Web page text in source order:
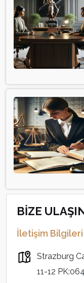
BİZE
İletişim Bilgileri
Strazburg
11-12